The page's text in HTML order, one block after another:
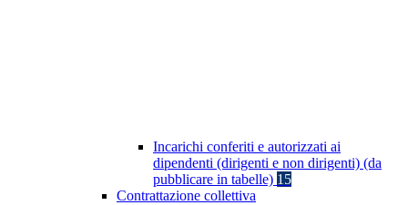
Incarichi conferiti e autorizzati ai
dipendenti (dirigenti e non dirigenti) (da
pubblicare in tabelle) 15
Contrattazione collettiva